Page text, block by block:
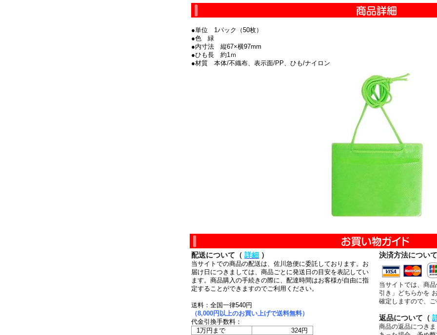
●単位 1パック（50枚）
●色 緑
●内寸法 縦67×横97mm
●ひも長 約1ｍ
●材質 本体/不織布、表示面/PP、ひも/ナイロン
配送について（ 詳細 ）
当サイトでの商品の配送は、佐川急便に委託しております。お
届け日につきましては、商品ごとに発送日の目安を表記してい
ます。商品購入の手続きの際に、配達時間はお客様が自由に指
定することができますのでご利用ください。
送料：全国一律540円
（8,000円以上のお買い上げで送料無料）
代金引換手数料：
1万円まで
324円
決済方法につい
当サイトでは、商
引き」どちらかを
確定しますので、
返品について（
商品の返品につき